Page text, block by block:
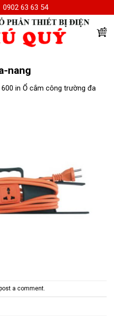
0902 63 63 54
nang
in Ổ cắm công trường đa
a comment.